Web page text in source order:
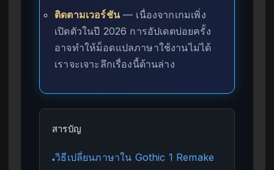
ติดตามเวอร์ชัน— เนื่องจากเกมเพิ่ง
เปิดตัวในปี 2026 การอัปเดตบ่อยครั้ง
อาจทำให้ม็อดแปลภาษาใช้งานไม่ได้
เราจะเจาะลึกเรื่องนี้ด้านล่าง
สารบัญ
●วิธีเปลี่ยนภาษาใน Gothic 1 Remake